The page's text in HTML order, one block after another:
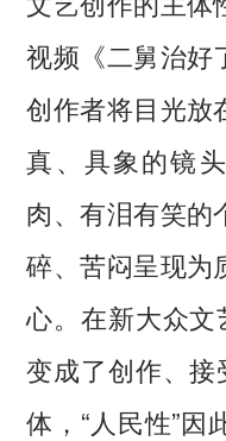
视频《二舅治好
创作者将目光放
真、具象的镜
肉、有泪有笑的
碎、苦闷呈现为
心。在新大众文
变成了创作、接
体，“人民性”